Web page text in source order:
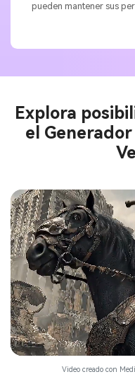
pueden mantener sus
Explora
el
Video creado con